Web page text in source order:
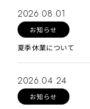
2026.08.01
お知らせ
夏季休業について
2026.04.24
お知らせ